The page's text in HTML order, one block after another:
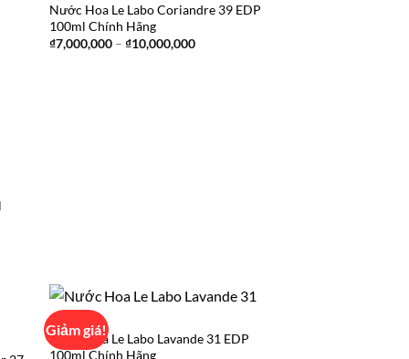
Add to
Nước Hoa Le Labo Coriandre 39 EDP
100ml Chính Hãng
₫7,000,000 – ₫10,000,000Khoảng
Giảm giá!
LE LABO
Nước Hoa Le Labo Lavande 31 EDP
100ml Chính Hãng